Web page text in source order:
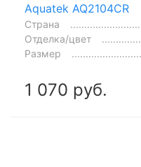
Aquatek AQ2104CR
Страна
Отделка/цвет
Размер
1 070 руб.